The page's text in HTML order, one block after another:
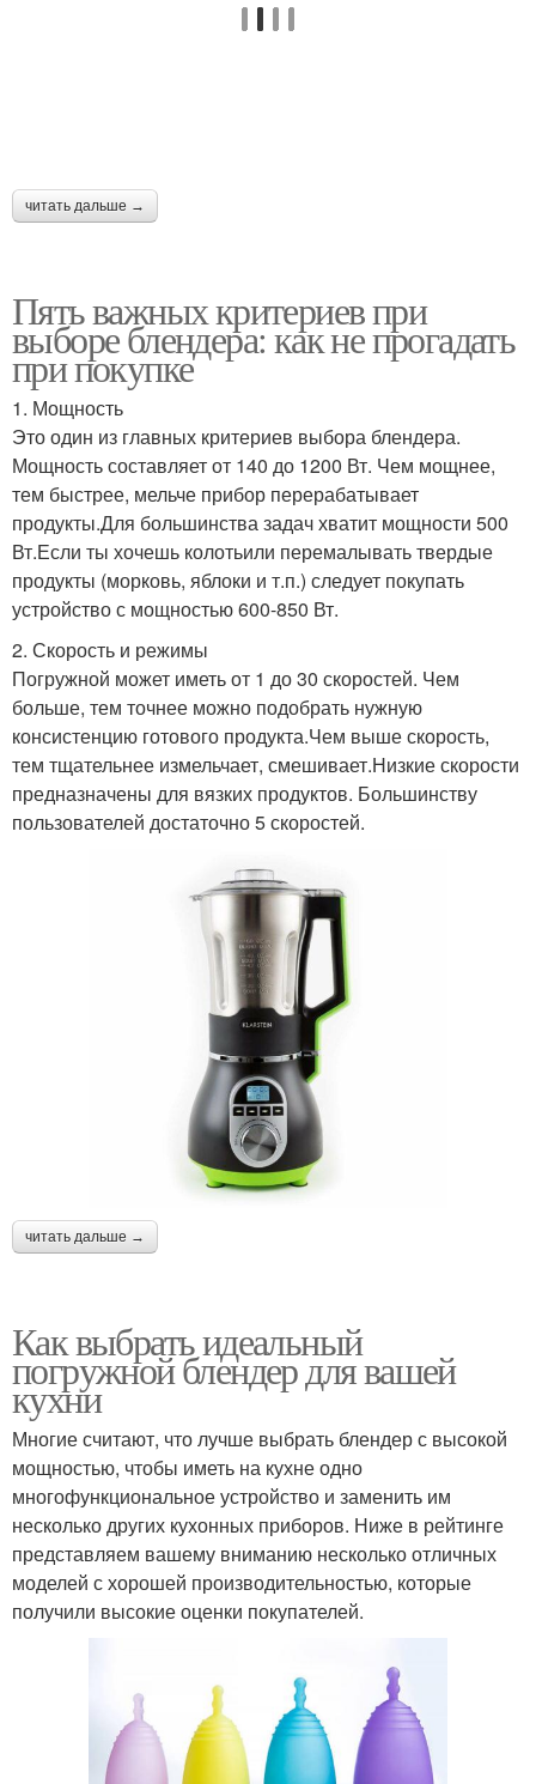
читать дальше →
Пять важных критериев при
выборе блендера: как не прогадать
при покупке
1. Мощность
Это один из главных критериев выбора блендера.
Мощность составляет от 140 до 1200 Вт. Чем мощнее,
тем быстрее, мельче прибор перерабатывает
продукты.Для большинства задач хватит мощности 500
Вт.Если ты хочешь колотьили перемалывать твердые
продукты (морковь, яблоки и т.п.) следует покупать
устройство с мощностью 600-850 Вт.
2. Скорость и режимы
Погружной может иметь от 1 до 30 скоростей. Чем
больше, тем точнее можно подобрать нужную
консистенцию готового продукта.Чем выше скорость,
тем тщательнее измельчает, смешивает.Низкие скорости
предназначены для вязких продуктов. Большинству
пользователей достаточно 5 скоростей.
читать дальше →
Как выбрать идеальный
погружной блендер для вашей
кухни
Многие считают, что лучше выбрать блендер с высокой
мощностью, чтобы иметь на кухне одно
многофункциональное устройство и заменить им
несколько других кухонных приборов. Ниже в рейтинге
представляем вашему вниманию несколько отличных
моделей с хорошей производительностью, которые
получили высокие оценки покупателей.